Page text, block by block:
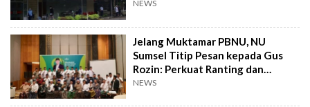
NEWS
Jelang Muktamar PBNU, NU
Sumsel Titip Pesan kepada Gus
Rozin: Perkuat Ranting dan
Pesantren
NEWS